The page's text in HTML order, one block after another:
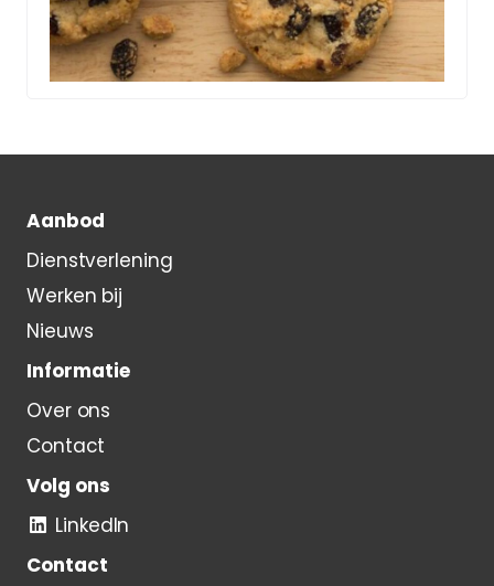
Aanbod
Dienstverlening
Werken bij
Nieuws
Informatie
Over ons
Contact
Volg ons
LinkedIn
Contact